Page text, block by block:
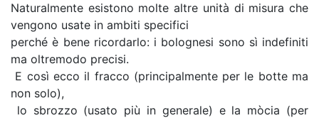
Naturalmente esistono molte altre unità di misura che
vengono usate in ambiti specifici
perché è bene ricordarlo: i bolognesi sono sì indefiniti
ma oltremodo precisi.
E così ecco il fracco (principalmente per le botte ma
non solo),
lo sbrozzo (usato più in generale) e la mòcia (per